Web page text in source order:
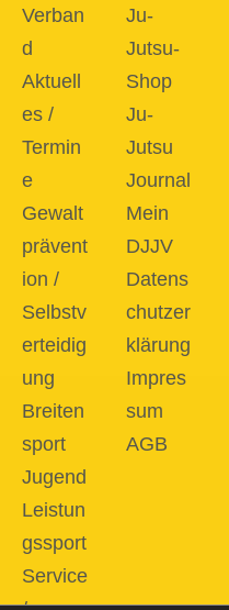
Verban
d
Aktuell
es /
Termin
e
Gewalt
prävent
ion /
Selbstv
erteidig
ung
Breiten
sport
Jugend
Leistun
gssport
Service
Ju-
Jutsu-
Shop
Ju-
Jutsu
Journal
Mein
DJJV
Datens
chutzer
klärung
Impres
sum
AGB